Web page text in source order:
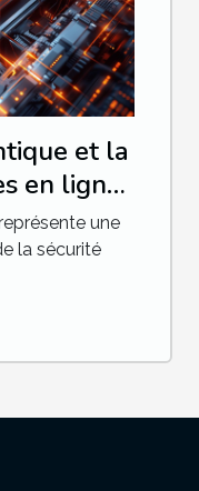
et la
en ligne
une
la sécurité